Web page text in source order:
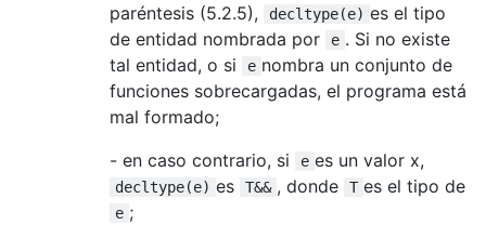
paréntesis (5.2.5),
decltype(e) es el tipo
de entidad nombrada por
e . Si no existe
tal entidad, o si
e nombra un conjunto de
funciones sobrecargadas, el programa está
mal formado;
- en caso contrario, si
e es un valor x,
decltype(e) es T&& , donde T es el tipo de
e ;